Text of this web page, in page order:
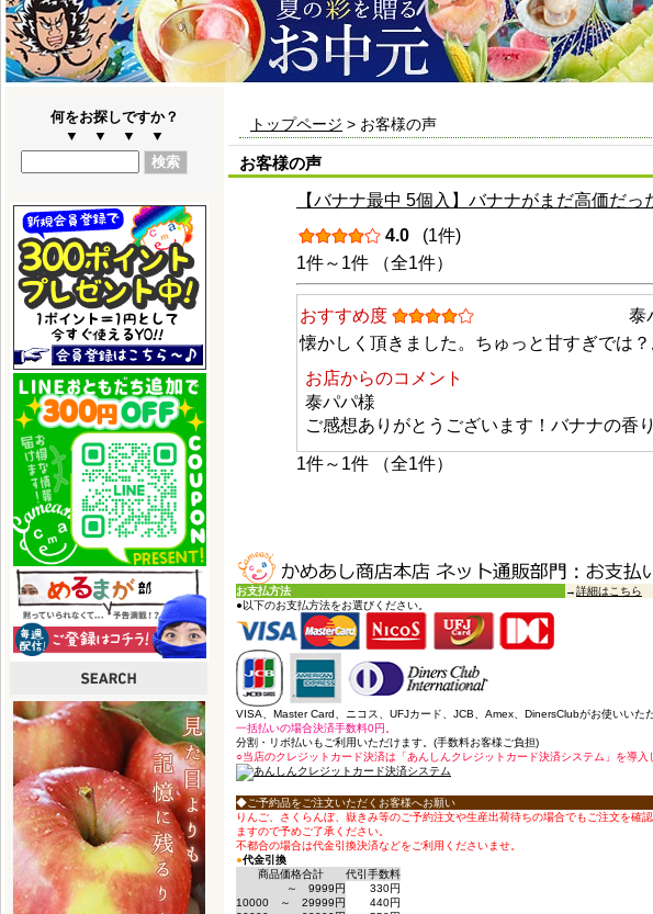
何をお探しですか？
▼ ▼ ▼ ▼
トップページ > お客様の声
お客様の声
【バナナ最中 5個入】バナナがまだ高価だ
4.0
(1件)
1件～1件 （全1件）
おすすめ度 泰
懐かしく頂きました。ちゅっと甘すぎでは？
お店からのコメント
泰パパ様
ご感想ありがとうございます！バナナの香
1件～1件 （全1件）
お支払方法 →詳細はこちら
●以下のお支払方法をお選びください。
VISA、Master Card、ニコス、UFJカード、JCB、Amex、DinersClubがお使いいただ
一括払いの場合決済手数料0円。
分割・リボ払いもご利用いただけます。(手数料お客様ご負担)
○当店のクレジットカード決済は「あんしんクレジットカード決済システム」を導入
◆ご予約品をご注文いただくお客様へお願い
りんご、さくらんぼ、嶽きみ等のご予約注文や生産出荷待ちの場合でもご注文を確
ますので予めご了承ください。
不都合の場合は代金引換決済などをご利用くださいませ。
●代金引換
商品価格合計
代引手数料
～ 9999円
330円
10000 ～ 29999円
440円